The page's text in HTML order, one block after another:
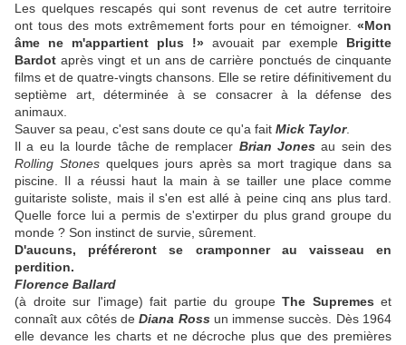
Les quelques rescapés qui sont revenus de cet autre territoire
ont tous des mots extrêmement forts pour en témoigner. «Mon
âme ne m'appartient plus !» avouait par exemple Brigitte
Bardot après vingt et un ans de carrière ponctués de cinquante
films et de quatre-vingts chansons. Elle se retire définitivement du
septième art, déterminée à se consacrer à la défense des
animaux.
Sauver sa peau, c'est sans doute ce qu'a fait Mick Taylor.
Il a eu la lourde tâche de remplacer Brian Jones au sein des
Rolling Stonesquelques jours après sa mort tragique dans sa
piscine. Il a réussi haut la main à se tailler une place comme
guitariste soliste, mais il s'en est allé à peine cinq ans plus tard.
Quelle force lui a permis de s'extirper du plus grand groupe du
monde ? Son instinct de survie, sûrement.
D'aucuns, préféreront se cramponner au vaisseau en
perdition.
Florence Ballard
(à droite sur l'image) fait partie du groupeThe Supremes et
connaît aux côtés deDiana Rossun immense succès. Dès 1964
elle devance les charts et ne décroche plus que des premières